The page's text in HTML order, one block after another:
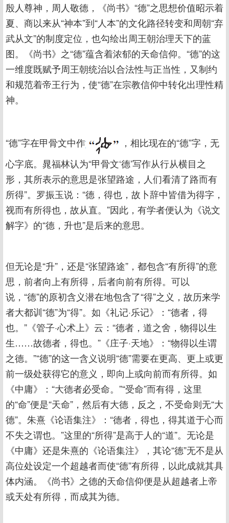
殷人尊神，周人敬德，《尚书》“德”之思想价值昭示着
夏、商以来从“神本”到“人本”的文化路径转变和周朝“弃
武从文”的制度定位，也勾绘出周王朝治理天下的蓝
图。《尚书》之“德”蕴含着浓郁的天命信仰。“德”的这
一维度既赋予周王朝统治以合法性与正当性，又制约
和规范着帝王行为，使“德”在宗教信仰中转化出理性精
神。
“德”字在甲骨文中作
，相比现在的“德”字，无
心字底。晁福林认为“甲骨文‘德’写作从行从横目之
形，其所表示的意思是张望路途，人们看清了路而有
所得”。罗振玉说：“德，得也，故卜辞中皆借为得字，
视而有所得也，故从直。”因此，有学者便认为《说文
解字》的“德，升也”是后来的意思。
但无论是“升”，还是“张望路途”，都包含“有所得”的意
思，前者向上有所得，后者向前有所得。可以
说，“德”的原初含义潜在地包含了“得”之义，故历来学
者大都训“德”为“得”。如《礼记·乐记》：“德者，得
也。”《管子·心术上》云：“德者，道之舍，物得以生
生……故德者，得也。”《庄子·天地》：“物得以生谓
之德。”“德”的这一含义说明“德”需要在更高、更上或更
前一级处获得它的意义，即向上或向前而有所得。如
《中庸》：“大德者必受命。”“受命”而有得，这里
的“命”便是“天命”，然后有大德，反之，不受命则无“大
德”。朱熹《论语集注》：“德者，得也，得其道于心而
不失之谓也。”这里的“所得”是高于人的“道”。无论是
《中庸》还是朱熹的《论语集注》，其论“德”无不是从
高位处设定一个超越者而使“德”有所得，以此成就其具
体内涵。《尚书》之德的天命信仰便是从超越者上帝
或天处有所得，而成其为德。